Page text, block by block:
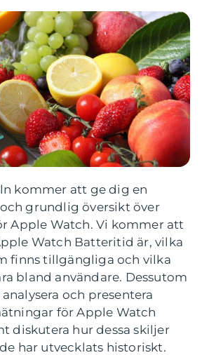
kommer att ge dig en
grundlig översikt över
Apple Watch. Vi kommer att
Watch Batteritid är, vilka
finns tillgängliga och vilka
bland användare. Dessutom
och presentera
för Apple Watch
diskutera hur dessa skiljer
har utvecklats historiskt.